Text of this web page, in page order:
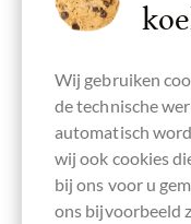
lecithinevrij
Verpakking
crèmekleuren
Wij gebruiken
de technische
automatisch
wij ook cookies
bij ons voor u
ons bijvoorbeeld